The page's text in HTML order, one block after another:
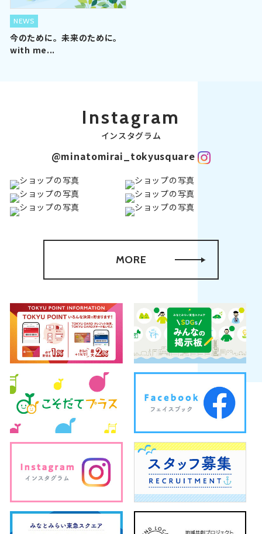
NEWS
今のために。未来のために。
with me...
Instagram
インスタグラム
@minatomirai_tokyusquare
MORE